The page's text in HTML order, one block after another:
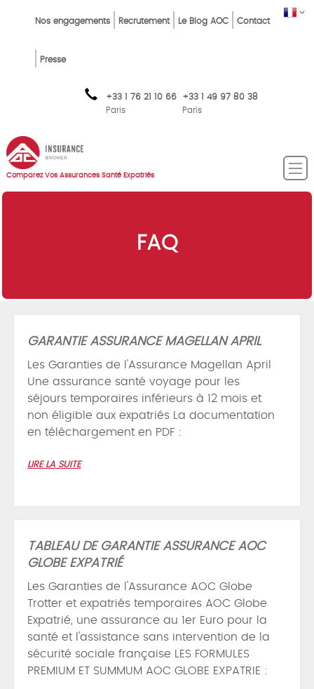
FR
Top
FR
Nos engagements Recrutement Le Blog AOC Contact
Presse
+33 1 76 21 10 66
Paris
+33 1 49 97 80 38
Paris
Comparez Vos Assurances Santé Expatriés
FAQ
GARANTIE ASSURANCE MAGELLAN APRIL
Les Garanties de l'Assurance Magellan April
Une assurance santé voyage pour les
séjours temporaires inférieurs à 12 mois et
non éligible aux expatriés La documentation
en téléchargement en PDF :
LIRE LA SUITE
TABLEAU DE GARANTIE ASSURANCE AOC
GLOBE EXPATRIÉ
Les Garanties de l'Assurance AOC Globe
Trotter et expatriés temporaires AOC Globe
Expatrié, une assurance au 1er Euro pour la
santé et l'assistance sans intervention de la
sécurité sociale française LES FORMULES
PREMIUM ET SUMMUM AOC GLOBE EXPATRIE :